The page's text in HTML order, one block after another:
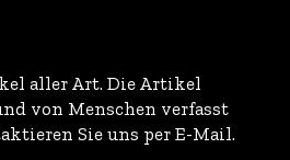
aller Art. Die Artikel
von Menschen verfasst
Sie uns per E-Mail.